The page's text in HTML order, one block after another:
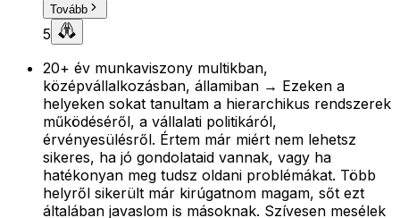
Tovább
5
20+ év munkaviszony multikban,
középvállalkozásban, államiban → Ezeken a
helyeken sokat tanultam a hierarchikus rendszerek
működéséről, a vállalati politikáról,
érvényesülésről. Értem már miért nem lehetsz
sikeres, ha jó gondolataid vannak, vagy ha
hatékonyan meg tudsz oldani problémákat. Több
helyről sikerült már kirúgatnom magam, sőt ezt
általában javaslom is másoknak. Szívesen mesélek